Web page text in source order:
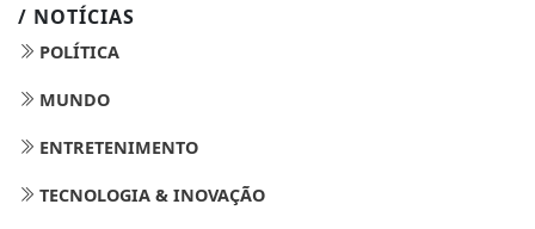
/ NOTÍCIAS
POLÍTICA
MUNDO
ENTRETENIMENTO
TECNOLOGIA & INOVAÇÃO